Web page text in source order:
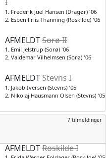
1. Frederik Juel Hansen (Dragør) '06
2. Esben Friis Thanning (Roskilde) '06
AFMELDTSorø II
1. Emil Jelstrup (Sorø) '06
2. Valdemar Vilhelmsen (Sorø) '06
AFMELDTStevns I
1. Jakob Iversen (Stevns) '05
2. Nikolaj Hausmann Olsen (Stevns) '05
7 tilmeldinger
AFMELDTRoskilde I